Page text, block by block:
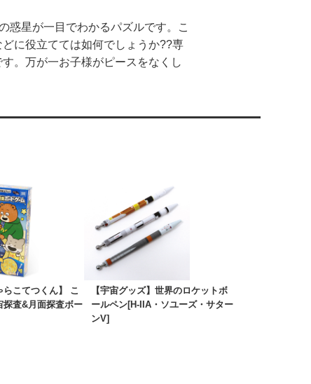
惑星が一目でわかるパズルです。こ
に役立てては如何でしょうか??専
。万が一お子様がピースをなくし
らこてつくん】 こ
探査&月面探査ボー
【宇宙グッズ】世界のロケットボ
ールペン[H-IIA・ソユーズ・サター
ンV]